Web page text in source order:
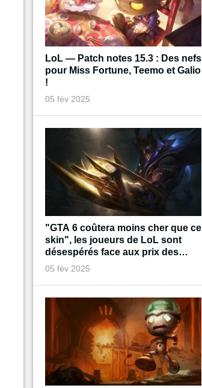
LoL — Patch notes 15.3 : Des nefs
pour Miss Fortune, Teemo et Galio
!
05 fév 2025
"GTA 6 coûtera moins cher que ce
skin", les joueurs de LoL sont
désespérés face aux prix des
prochains cosmétiques
05 fév 2025